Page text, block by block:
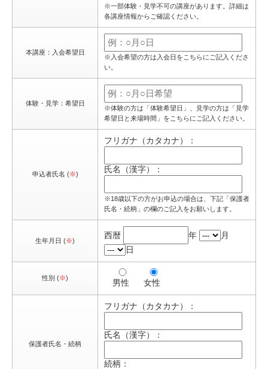
※一部体験・見学不可の講座があります。詳細は
各講座情報からご確認ください。
本講座：入会希望日
※入会希望の方は入会日をこちらにご記入くださ
い。
体験・見学：希望日
※体験の方は「体験希望日」、見学の方は「見学
希望日と来場時間」をこちらにご記入ください。
申込者氏名 (※)
フリガナ（カタカナ）：
氏名（漢字）：
※18歳以下の方がお申込の場合は、下記「保護者
氏名・続柄」の欄のご記入をお願いします。
生年月日 (※)
西暦 年
月
日
性別 (※) 男性 女性
保護者氏名・続柄
フリガナ（カタカナ）：
氏名（漢字）：
続柄：